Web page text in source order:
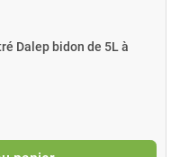
Dalep bidon de 5L à